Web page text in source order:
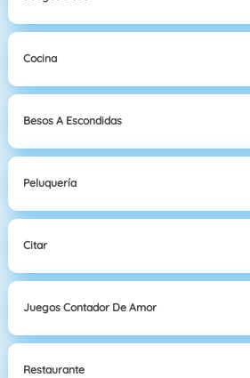
Cocina
Besos A Escondidas
Peluquería
Citar
Juegos Contador De Amor
Restaurante